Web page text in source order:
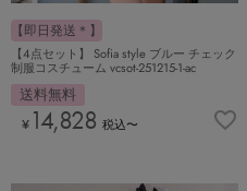
【即日発送＊】
【4点セット】 Sofia style ブルー チェック
制服コスチューム vcsot-251215-1-ac
送料無料
¥ 14,828 税込〜